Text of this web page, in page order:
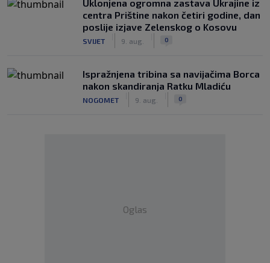
Uklonjena ogromna zastava Ukrajine iz
centra Prištine nakon četiri godine, dan
poslije izjave Zelenskog o Kosovu
SVIJET 9. aug. 0
Ispražnjena tribina sa navijačima Borca
nakon skandiranja Ratku Mladiću
NOGOMET 9. aug. 0
Oglas